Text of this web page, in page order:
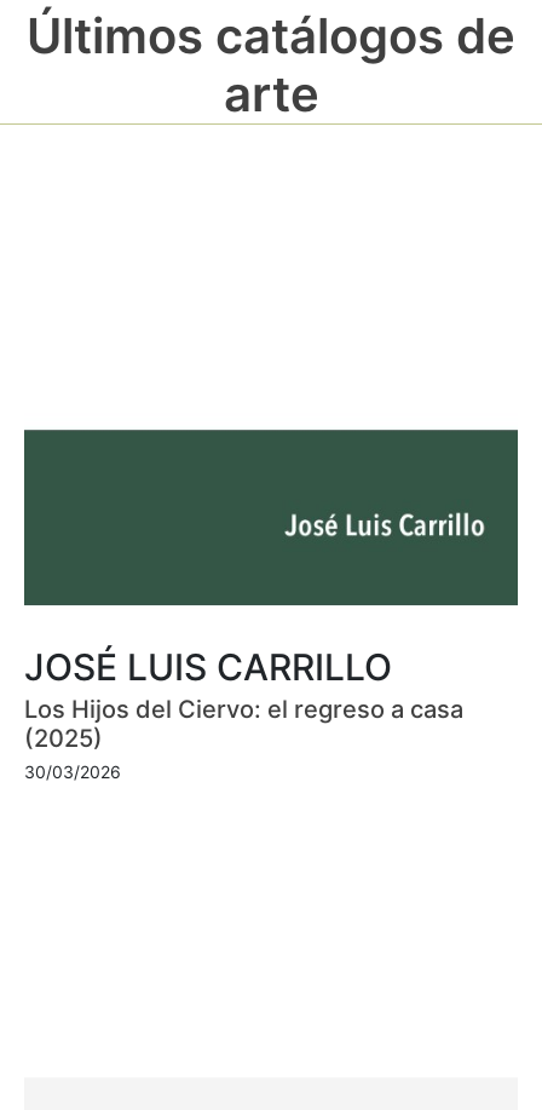
Últimos catálogos de
arte
JOSÉ LUIS CARRILLO
Los Hijos del Ciervo: el regreso a casa
(2025)
30/03/2026